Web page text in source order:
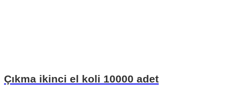
Çıkma ikinci el koli 10000 adet